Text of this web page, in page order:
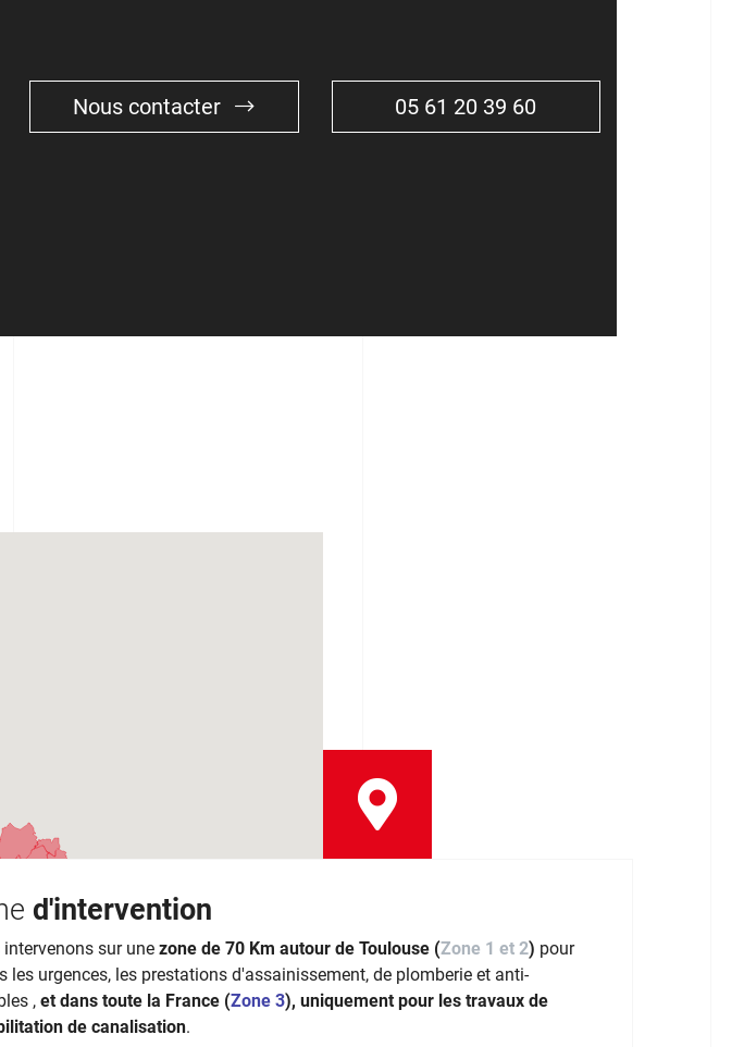
Nous contacter 05 61 20 39 60
d'intervention
intervenons sur une zone de 70 Km autour de Toulouse (Zone 1 et 2) pour
les urgences, les prestations d'assainissement, de plomberie et anti-
, et dans toute la France (Zone 3), uniquement pour les travaux de
de canalisation.